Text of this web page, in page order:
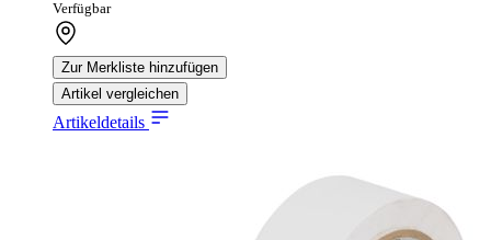
Verfügbar
Zur Merkliste hinzufügen
Artikel vergleichen
Artikeldetails